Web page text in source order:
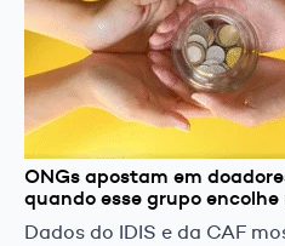
ONGs apostam em
quando esse grupo encolhe
Dados do IDIS e da CAF